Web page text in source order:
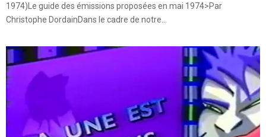
1974)Le guide des émissions proposées en mai 1974>Par
Christophe DordainDans le cadre de notre...